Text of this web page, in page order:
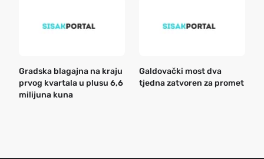
Gradska blagajna na kraju
prvog kvartala u plusu 6,6
milijuna kuna
Galdovački most dva
tjedna zatvoren za promet